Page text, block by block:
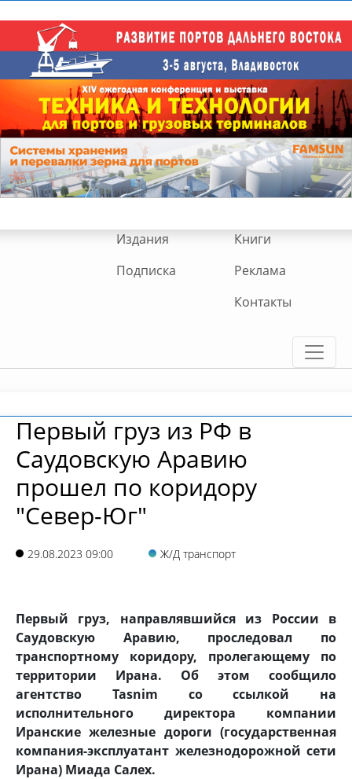
Издания
Книги
Подписка
Реклама
Контакты
Первый груз из РФ в
Саудовскую Аравию
прошел по коридору
"Север-Юг"
29.08.2023 09:00 Ж/Д транспорт
Первый груз, направлявшийся из России в
Саудовскую Аравию, проследовал по
транспортному коридору, пролегающему по
территории Ирана. Об этом сообщило
агентство Tasnim со ссылкой на
исполнительного директора компании
Иранские железные дороги (государственная
компания-эксплуатант железнодорожной сети
Ирана) Миада Салех.